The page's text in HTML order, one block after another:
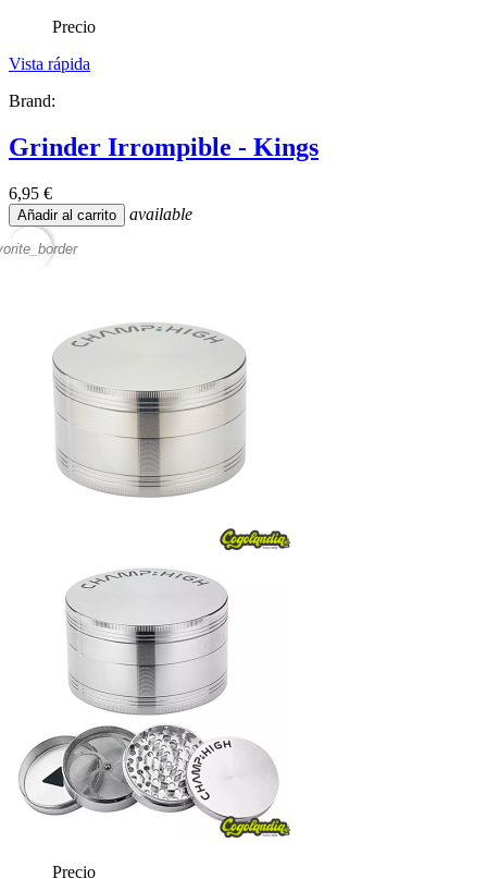
Precio
Vista rápida
Brand:
Grinder Irrompible - Kings
6,95 €
Añadir al carrito available
Precio